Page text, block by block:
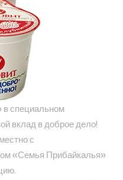
специальном
вклад в доброе дело!
с
«Семья Прибайкалья»